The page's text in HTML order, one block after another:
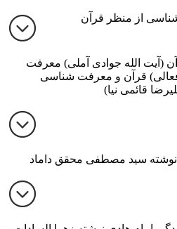
(آیت الله جوادی آملی) معرفت
قرآن و معرفت شناسی
قائمی نیا)
سید مصطفی محقق داماد